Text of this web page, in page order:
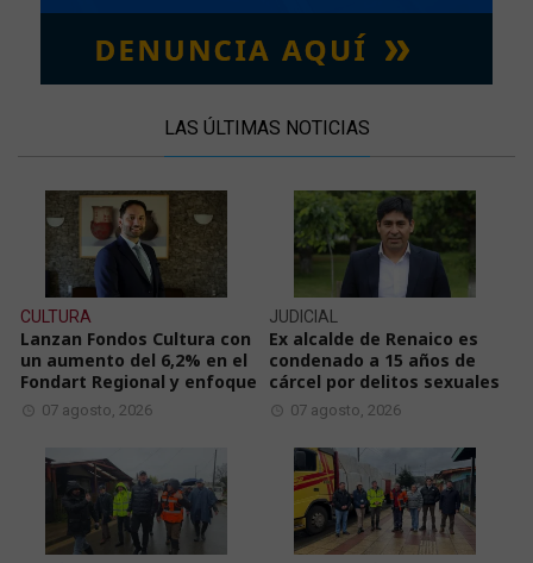
LAS ÚLTIMAS NOTICIAS
CULTURA
Lanzan Fondos Cultura con
un aumento del 6,2% en el
Fondart Regional y enfoque
07 agosto, 2026
JUDICIAL
Ex alcalde de Renaico es
condenado a 15 años de
cárcel por delitos sexuales
07 agosto, 2026